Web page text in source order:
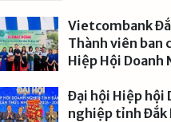
Vietcombank
Thành viên ban
Hiệp Hội Doanh
động “Tết trồng
nhớ ơn Bác Hồ”
Đại hội Hiệp hội
nghiệp tỉnh Đắk